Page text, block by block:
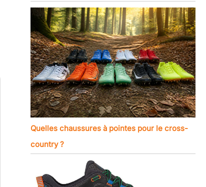
Quelles chaussures à pointes pour le cross-
country ?